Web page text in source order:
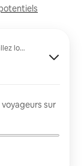
louer?
sur